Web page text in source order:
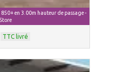
en 3.00m hauteur de passage -
TTC livré